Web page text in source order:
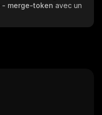
- merge-token avec un